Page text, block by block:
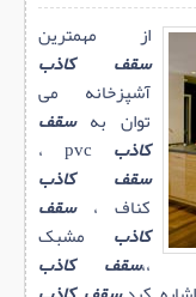
از مهمترین
سقف کاذب
آشپزخانه می
توان بهسقف
کاذب
سقف کاذب
کناف ،سقف
کاذب مشبک
،،سقف کاذب